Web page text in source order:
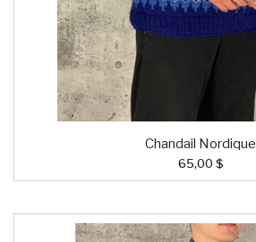
Chandail Nordique
65,00 $